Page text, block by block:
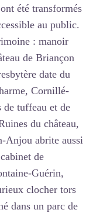
été transformés
au public.
: manoir
de Briançon
date du
Cornillé-
de tuffeau et de
du château,
Anjou abrite aussi
de
Guérin,
clocher tors
dans un parc de